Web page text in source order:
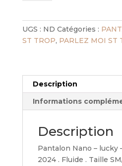
UGS : ND Catégories :
ST TROP, PARLEZ MOI ST
Description
Informations
Description
Pantalon Nano – lucky
2024 . Fluide . Taille